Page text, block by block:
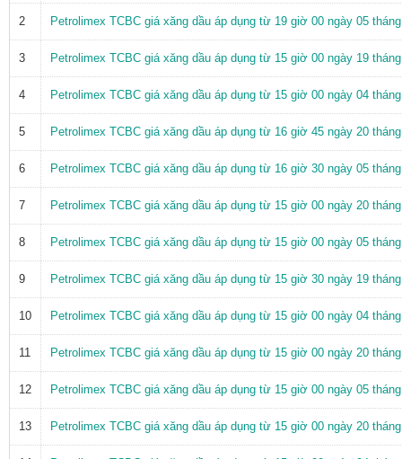
2 Petrolimex TCBC giá xăng dầu áp dụng từ 19 giờ 00 ngày 05
3 Petrolimex TCBC giá xăng dầu áp dụng từ 15 giờ 00 ngày 19
4 Petrolimex TCBC giá xăng dầu áp dụng từ 15 giờ 00 ngày 04
5 Petrolimex TCBC giá xăng dầu áp dụng từ 16 giờ 45 ngày 20
6 Petrolimex TCBC giá xăng dầu áp dụng từ 16 giờ 30 ngày 05
7 Petrolimex TCBC giá xăng dầu áp dụng từ 15 giờ 00 ngày 20
8 Petrolimex TCBC giá xăng dầu áp dụng từ 15 giờ 00 ngày 05
9 Petrolimex TCBC giá xăng dầu áp dụng từ 15 giờ 30 ngày 19
10 Petrolimex TCBC giá xăng dầu áp dụng từ 15 giờ 00 ngày 04
11 Petrolimex TCBC giá xăng dầu áp dụng từ 15 giờ 00 ngày 20
12 Petrolimex TCBC giá xăng dầu áp dụng từ 15 giờ 00 ngày 05
13 Petrolimex TCBC giá xăng dầu áp dụng từ 15 giờ 00 ngày 20